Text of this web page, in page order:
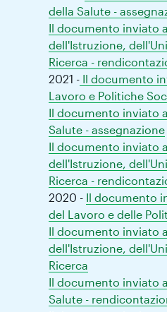
della Salute -
Il documento inviato
dell'Istruzione,
Ricerca -
2021 -Il documento
Lavoro e Politiche
Il documento inviato
Salute - assegnazione
Il documento inviato
dell'Istruzione,
Ricerca -
2020 - Il documento
del Lavoro e delle
Il documento inviato
dell'Istruzione,
Ricerca
Il documento inviato
Salute -